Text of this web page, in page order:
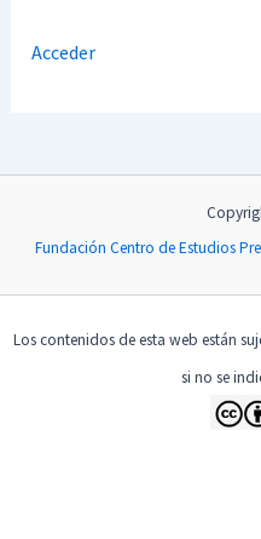
Acceder
Fundación Centro de Estudios
Los contenidos de esta web están
si no se